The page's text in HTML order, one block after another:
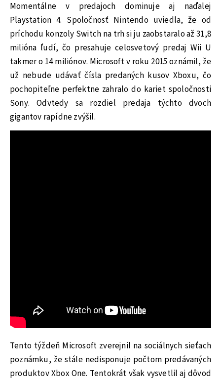
Momentálne v predajoch dominuje aj naďalej
Playstation 4. Spoločnosť Nintendo uviedla, že od
príchodu konzoly Switch na trh si ju zaobstaralo až 31,8
milióna ľudí, čo presahuje celosvetový predaj Wii U
takmer o 14 miliónov. Microsoft v roku 2015 oznámil, že
už nebude udávať čísla predaných kusov Xboxu, čo
pochopiteľne perfektne zahralo do kariet spoločnosti
Sony. Odvtedy sa rozdiel predaja týchto dvoch
gigantov rapídne zvýšil.
Tento týždeň Microsoft zverejnil na sociálnych sieťach
poznámku, že stále nedisponuje počtom predávaných
produktov Xbox One. Tentokrát však vysvetlil aj dôvod